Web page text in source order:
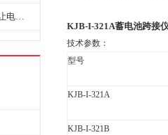
掌中宝！便携式蓄电池检测仪，让电池检测变得简单又快捷！
KJB-I-321A蓄电池跨接
技术参数：
型号
KJB-I-321A
KJB-I-321B